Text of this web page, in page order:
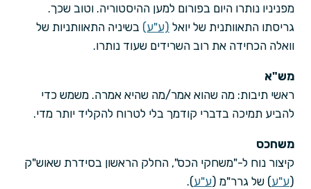
מפניניו נותרו היום בפורום למען ההיסטוריה. וטוב שכך.
גריסתו התאוותנית של יואל (ע"ע) בשיניה התאוותניות של
וואלה הכחידה את רוב השרידים שעוד נותרו.
מש"א
ראשי תיבות: מה שהוא אמר/מה שהיא אמרה. משמש כדי
להביע תמיכה בדברי קודמך בלי לטרוח להקליד יותר מדי.
משחכס
קיצור נוח ל-"משחקי הכס", החלק הראשון בסידרת שאוש"ק
(ע"ע) של גרר"מ (ע"ע).